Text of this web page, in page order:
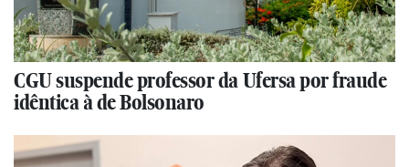
CGU suspende professor da Ufersa por fraude
idêntica à de Bolsonaro